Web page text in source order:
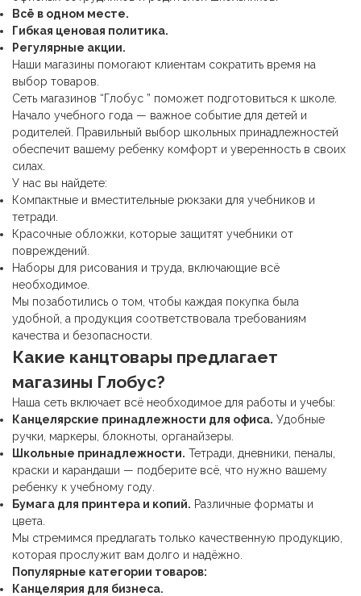
Всё в одном месте.
Гибкая ценовая политика.
Регулярные акции.
Наши магазины помогают клиентам сократить время на
выбор товаров.
Сеть магазинов “Глобус ” поможет подготовиться к школе.
Начало учебного года — важное событие для детей и
родителей. Правильный выбор школьных принадлежностей
обеспечит вашему ребенку комфорт и уверенность в своих
силах.
У нас вы найдете:
Компактные и вместительные рюкзаки для учебников и
тетради.
Красочные обложки, которые защитят учебники от
повреждений.
Наборы для рисования и труда, включающие всё
необходимое.
Мы позаботились о том, чтобы каждая покупка была
удобной, а продукция соответствовала требованиям
качества и безопасности.
Какие канцтовары предлагает
магазины Глобус?
Наша сеть включает всё необходимое для работы и учебы:
Канцелярские принадлежности для офиса. Удобные
ручки, маркеры, блокноты, органайзеры.
Школьные принадлежности. Тетради, дневники, пеналы,
краски и карандаши — подберите всё, что нужно вашему
ребенку к учебному году.
Бумага для принтера и копий. Различные форматы и
цвета.
Мы стремимся предлагать только качественную продукцию,
которая прослужит вам долго и надёжно.
Популярные категории товаров:
Канцелярия для бизнеса.